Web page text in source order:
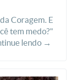
Coragem. E
tem medo?"
lendo →